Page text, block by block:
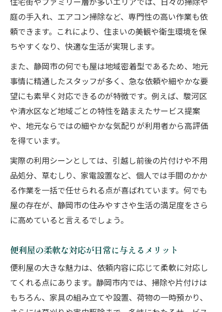
住宅街やファミリー層が多いエリアでは、日々の掃除や
庭の手入れ、エアコン掃除など、専門性の高い作業も依
頼できます。これにより、住まいの美観や衛生環境を保
ちやすくなり、快適な生活が実現します。
また、静岡市の何でも屋は地域密着型であるため、地元
事情に精通したスタッフが多く、急な依頼や細やかな要
望にも素早く対応できるのが特徴です。例えば、駿河区
や清水区など地域ごとの特性を踏まえたサービス提案
や、地元ならではの細やかな気配りが利用者から高評価
を得ています。
実際の利用シーンとしては、引越し前後の片付けや不用
品処分、草むしり、家電設置など、個人では手間のかか
る作業を一括で任せられる点が喜ばれています。何でも
屋の存在が、静岡市の住みやすさや生活の満足度をさら
に高めていると言えるでしょう。
便利屋の柔軟な対応が日常に与えるメリット
便利屋の大きな魅力は、依頼内容に応じて柔軟に対応し
てくれる点にあります。静岡市内では、掃除や片付けは
もちろん、家具の組み立てや設置、荷物の一時預かり、